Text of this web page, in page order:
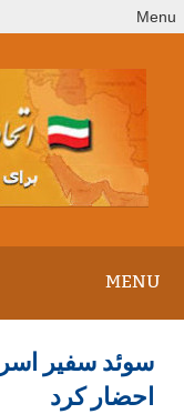
to
Menu
MENU
سوئد سفیر
احضار کرد